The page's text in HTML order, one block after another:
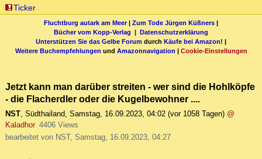
Ticker
Fluchtburg autark am Meer| Zum Tode Jürgen Küßners |
Bücher vom Kopp-Verlag | Datenschutzerklärung
Unterstützen Sie das Gelbe Forum durch Käufe bei Amazon! |
Weitere Buchempfehlungen und Amazonnavigation | Cookie-Einstellungen
Jetzt kann man darüber streiten - wer sind die Hohlköpfe
- die Flacherdler oder die Kugelbewohner ....
NST, Südthailand, Samstag, 16.09.2023, 04:02 (vor 1058 Tagen) @
Kaladhor 4406 Views
bearbeitet von NST, Samstag, 16.09.2023, 04:27